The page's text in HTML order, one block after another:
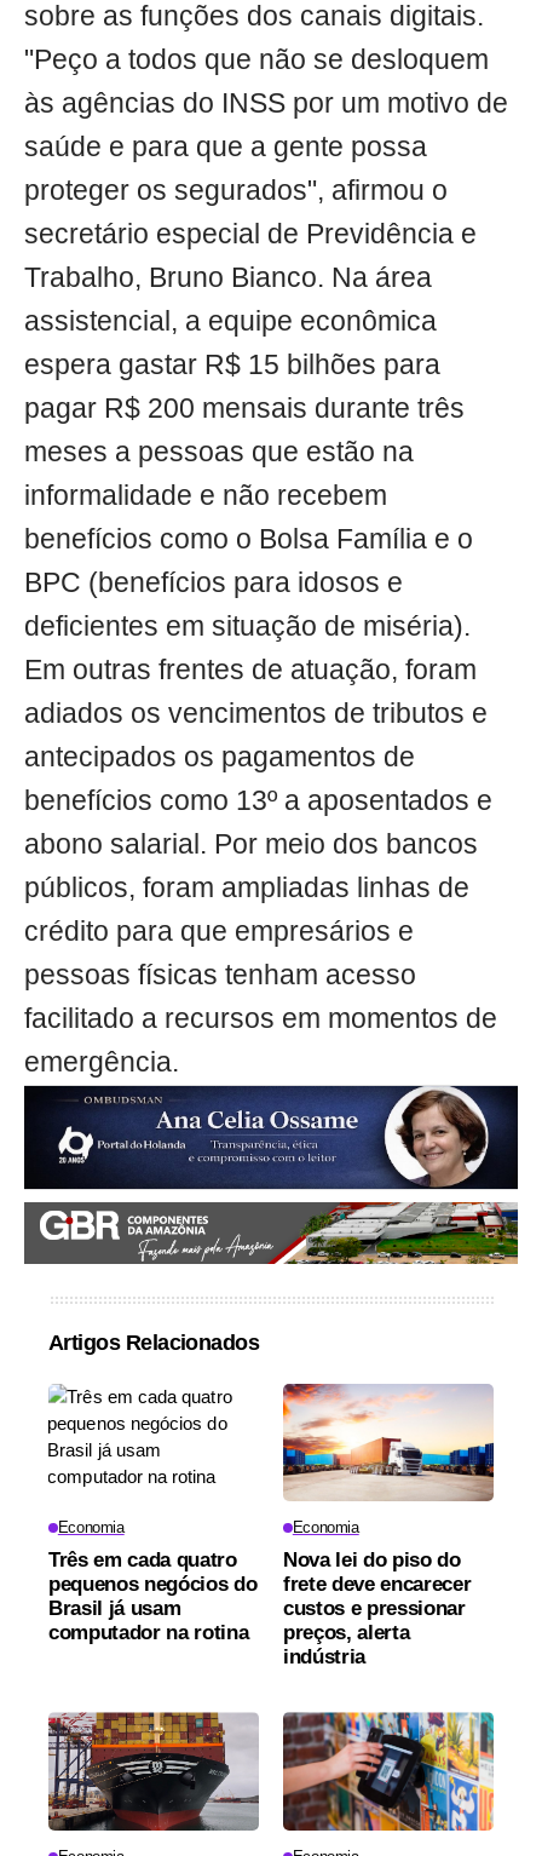
sobre as funções dos canais digitais.
"Peço a todos que não se desloquem
às agências do INSS por um motivo de
saúde e para que a gente possa
proteger os segurados", afirmou o
secretário especial de Previdência e
Trabalho, Bruno Bianco. Na área
assistencial, a equipe econômica
espera gastar R$ 15 bilhões para
pagar R$ 200 mensais durante três
meses a pessoas que estão na
informalidade e não recebem
benefícios como o Bolsa Família e o
BPC (benefícios para idosos e
deficientes em situação de miséria).
Em outras frentes de atuação, foram
adiados os vencimentos de tributos e
antecipados os pagamentos de
benefícios como 13º a aposentados e
abono salarial. Por meio dos bancos
públicos, foram ampliadas linhas de
crédito para que empresários e
pessoas físicas tenham acesso
facilitado a recursos em momentos de
emergência.
Artigos Relacionados
Economia
Três em cada quatro
pequenos negócios do
Brasil já usam
computador na rotina
Economia
Nova lei do piso do
frete deve encarecer
custos e pressionar
preços, alerta
indústria